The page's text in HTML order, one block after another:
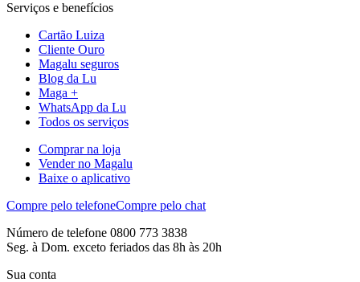
Serviços e benefícios
Cartão Luiza
Cliente Ouro
Magalu seguros
Blog da Lu
Maga +
WhatsApp da Lu
Todos os serviços
Comprar na loja
Vender no Magalu
Baixe o aplicativo
Compre pelo telefoneCompre pelo chat
Número de telefone 0800 773 3838
Seg. à Dom. exceto feriados das 8h às 20h
Sua conta